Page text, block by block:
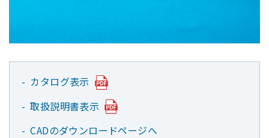
カタログ表示
取扱説明書表示
CADのダウンロードページへ